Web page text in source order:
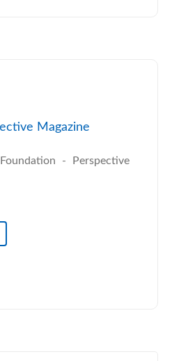
Magazine
- Perspective